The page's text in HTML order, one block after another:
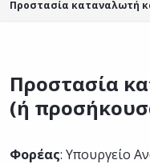
Προστασία καταναλωτή
Προστασία
(ή
Φορέας: Υπουργείο